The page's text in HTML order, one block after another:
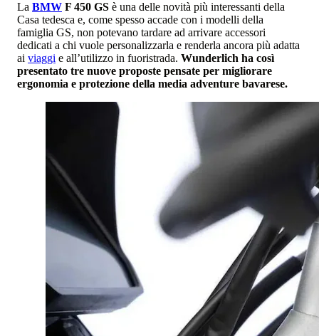
La BMW F 450 GS è una delle novità più interessanti della
Casa tedesca e, come spesso accade con i modelli della
famiglia GS, non potevano tardare ad arrivare accessori
dedicati a chi vuole personalizzarla e renderla ancora più adatta
ai viaggi e all’utilizzo in fuoristrada. Wunderlich ha così
presentato tre nuove proposte pensate per migliorare
ergonomia e protezione della media adventure bavarese.